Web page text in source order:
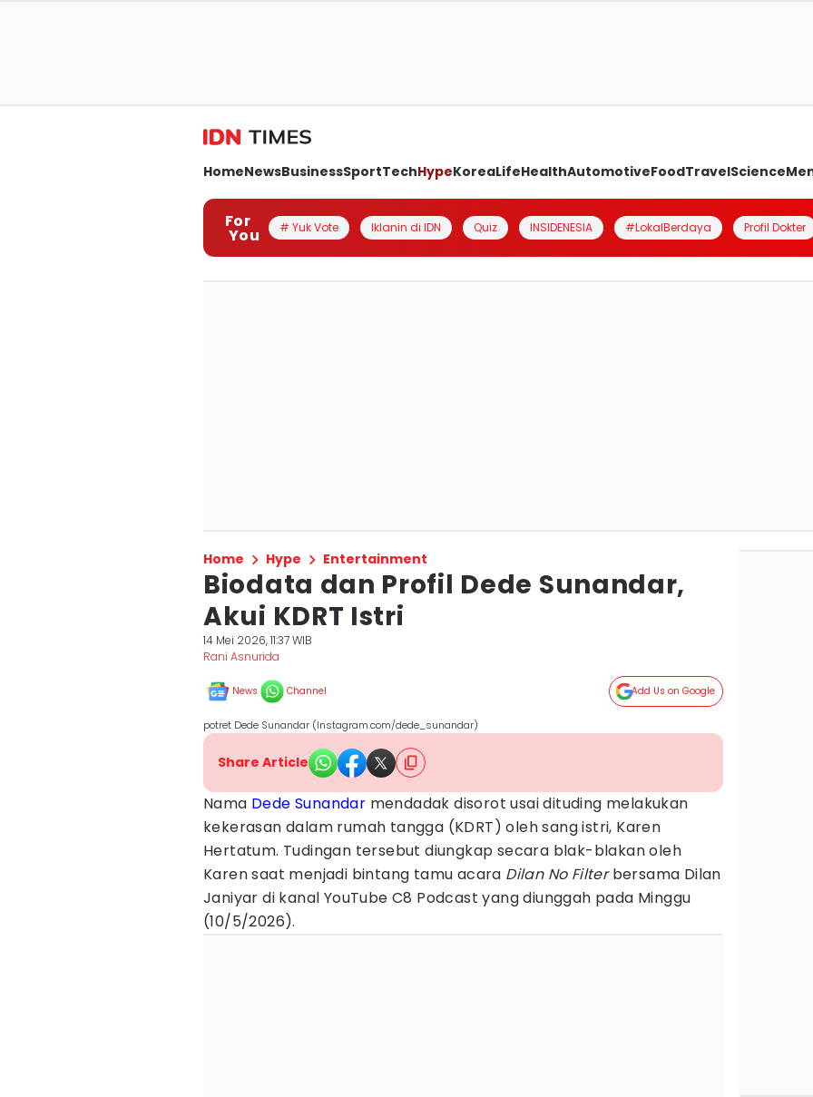
HomeNewsBusinessSportTechHypeKoreaLifeHealthAutomotiveFoodTravelScience
For
You # Yuk Vote Iklanin di IDN Quiz INSIDENESIA #LokalBerdaya Profil Dokter
Home Hype Entertainment
Biodata dan Profil Dede Sunandar,
Akui KDRT Istri
14 Mei 2026, 11:37 WIB
Rani Asnurida
News Channel Add Us on Google
potret Dede Sunandar (Instagram.com/dede_sunandar)
Share Article
Nama Dede Sunandar mendadak disorot usai dituding melakukan
kekerasan dalam rumah tangga (KDRT) oleh sang istri, Karen
Hertatum. Tudingan tersebut diungkap secara blak-blakan oleh
Karen saat menjadi bintang tamu acara Dilan No Filterbersama Dilan
Janiyar di kanal YouTube C8 Podcast yang diunggah pada Minggu
(10/5/2026).